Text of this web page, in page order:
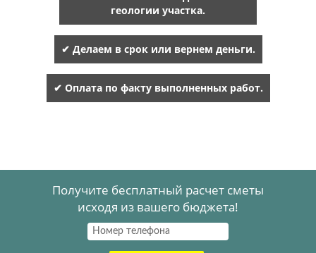
геологии участка.
✔ Делаем в срок или вернем деньги.
✔ Оплата по факту выполненных работ.
Получите бесплатный расчет сметы
исходя из вашего бюджета!